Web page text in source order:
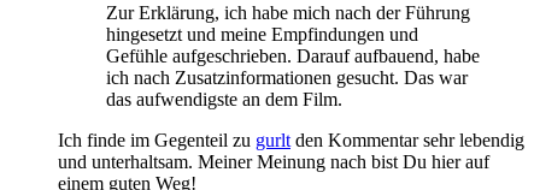
Zur Erklärung, ich habe mich nach der Führung
hingesetzt und meine Empfindungen und
Gefühle aufgeschrieben. Darauf aufbauend, habe
ich nach Zusatzinformationen gesucht. Das war
das aufwendigste an dem Film.
Ich finde im Gegenteil zu gurlt den Kommentar sehr lebendig
und unterhaltsam. Meiner Meinung nach bist Du hier auf
einem guten Weg!